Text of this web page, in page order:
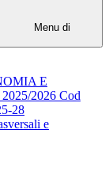
Menu di
E
2026 Cod
28
e